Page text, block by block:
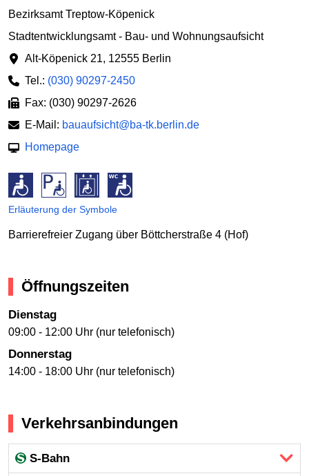
Bezirksamt Treptow-Köpenick
Stadtentwicklungsamt - Bau- und Wohnungsaufsicht
Alt-Köpenick 21, 12555 Berlin
Tel.: (030) 90297-2450
Fax: (030) 90297-2626
E-Mail: bauaufsicht@ba-tk.berlin.de
Homepage
Erläuterung der Symbole
Barrierefreier Zugang über Böttcherstraße 4 (Hof)
Öffnungszeiten
Dienstag
09:00 - 12:00 Uhr (nur telefonisch)
Donnerstag
14:00 - 18:00 Uhr (nur telefonisch)
Verkehrsanbindungen
S-Bahn